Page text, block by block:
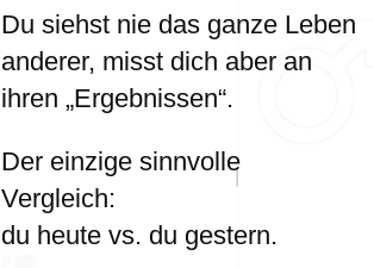
Du siehst nie das ganze Leben
anderer, misst dich aber an
ihren „Ergebnissen“.
Der einzige sinnvolle
Vergleich:
du heute vs. du gestern.